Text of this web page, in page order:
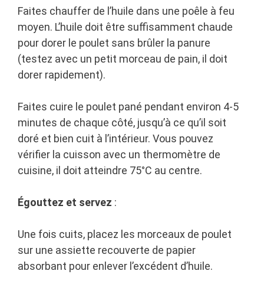
Faites chauffer de l’huile dans une poêle à feu
moyen. L’huile doit être suffisamment chaude
pour dorer le poulet sans brûler la panure
(testez avec un petit morceau de pain, il doit
dorer rapidement).
Faites cuire le poulet pané pendant environ 4-5
minutes de chaque côté, jusqu’à ce qu’il soit
doré et bien cuit à l’intérieur. Vous pouvez
vérifier la cuisson avec un thermomètre de
cuisine, il doit atteindre 75°C au centre.
Égouttez et servez :
Une fois cuits, placez les morceaux de poulet
sur une assiette recouverte de papier
absorbant pour enlever l’excédent d’huile.